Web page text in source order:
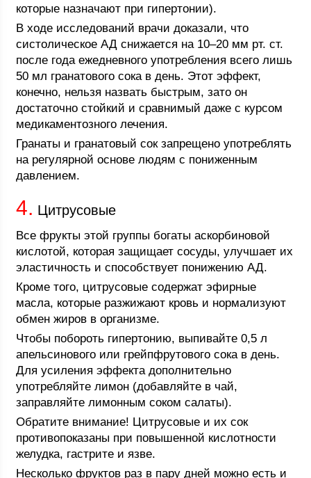
которые назначают при гипертонии).
В ходе исследований врачи доказали, что
систолическое АД снижается на 10–20 мм рт. ст.
после года ежедневного употребления всего лишь
50 мл гранатового сока в день. Этот эффект,
конечно, нельзя назвать быстрым, зато он
достаточно стойкий и сравнимый даже с курсом
медикаментозного лечения.
Гранаты и гранатовый сок запрещено употреблять
на регулярной основе людям с пониженным
давлением.
4. Цитрусовые
Все фрукты этой группы богаты аскорбиновой
кислотой, которая защищает сосуды, улучшает их
эластичность и способствует понижению АД.
Кроме того, цитрусовые содержат эфирные
масла, которые разжижают кровь и нормализуют
обмен жиров в организме.
Чтобы побороть гипертонию, выпивайте 0,5 л
апельсинового или грейпфрутового сока в день.
Для усиления эффекта дополнительно
употребляйте лимон (добавляйте в чай,
заправляйте лимонным соком салаты).
Обратите внимание! Цитрусовые и их сок
противопоказаны при повышенной кислотности
желудка, гастрите и язве.
Несколько фруктов раз в пару дней можно есть и